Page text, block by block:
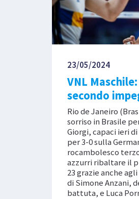
23/05/2024
VNL
secondo
Rio de Janeiro
sorriso in Brasile
Giorgi, capaci ieri
per 3-0 sulla
rocambolesco
azzurri ribaltare il
23 grazie anche
di Simone Anzani,
battuta, e Luca